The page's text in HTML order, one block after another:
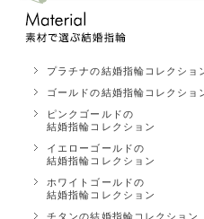
プラチナの結婚指輪コレクショ
ゴールドの結婚指輪コレクショ
ピンクゴールドの
結婚指輪コレクション
イエローゴールドの
結婚指輪コレクション
ホワイトゴールドの
結婚指輪コレクション
チタンの結婚指輪コレクション